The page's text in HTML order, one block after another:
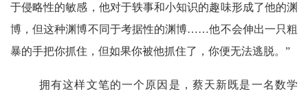
于侵略性的敏感，他对于轶事和小知识的趣味形成了他的渊
博，但这种渊博不同于考据性的渊博……他不会伸出一只粗
暴的手把你抓住，但如果你被他抓住了，你便无法逃脱。”
拥有这样文笔的一个原因是，蔡天新既是一名数学